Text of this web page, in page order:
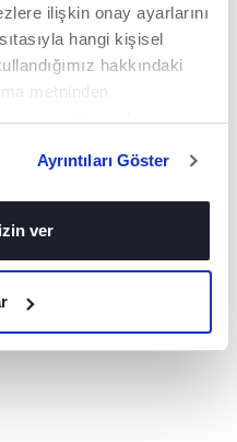
ilişkin onay ayarlarını
hangi kişisel
hakkındaki
metninden
Ayrıntıları Göster
ver